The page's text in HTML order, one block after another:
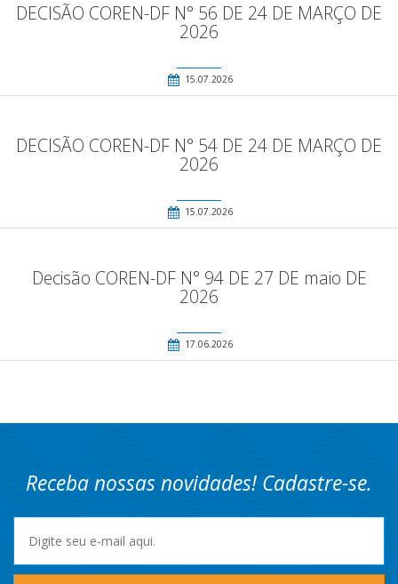
DECISÃO COREN-DF N° 56 DE 24 DE MARÇO DE
2026
15.07.2026
DECISÃO COREN-DF N° 54 DE 24 DE MARÇO DE
2026
15.07.2026
Decisão COREN-DF N° 94 DE 27 DE maio DE
2026
17.06.2026
Receba nossas novidades! Cadastre-se.